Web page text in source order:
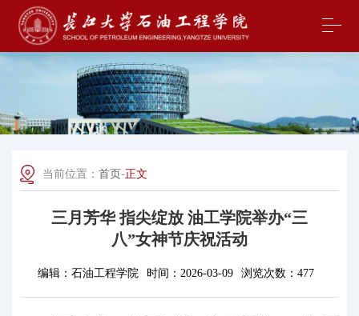
当前位置： 首页-正文
三月芳华 指尖绽放 油工学院举办“三
八”女神节庆祝活动
编辑： 石油工程学院 时间： 2026-03-09 浏览次数： 477